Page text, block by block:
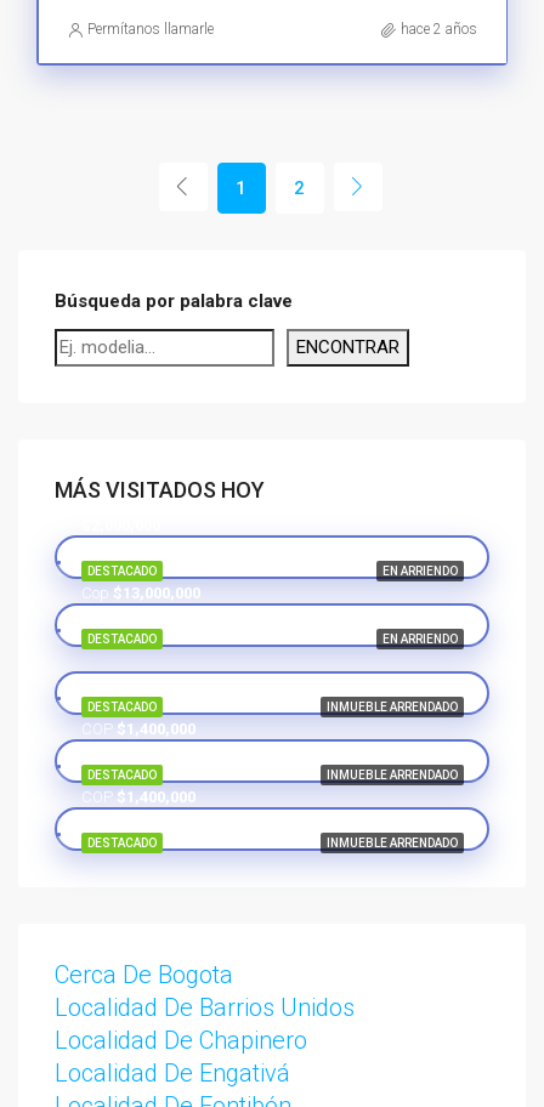
Permítanos llamarle hace 2 años
1 2
Búsqueda por palabra clave
ENCONTRAR
MÁS VISITADOS HOY
EN ARRIENDO
DESTACADO
EN ARRIENDO
DESTACADO
Cop $13,000,000
INMUEBLE ARRENDADO
DESTACADO
INMUEBLE ARRENDADO
DESTACADO
COP $1,400,000
INMUEBLE ARRENDADO
DESTACADO
COP $1,400,000
Cerca De Bogota
Localidad De Barrios Unidos
Localidad De Chapinero
Localidad De Engativá